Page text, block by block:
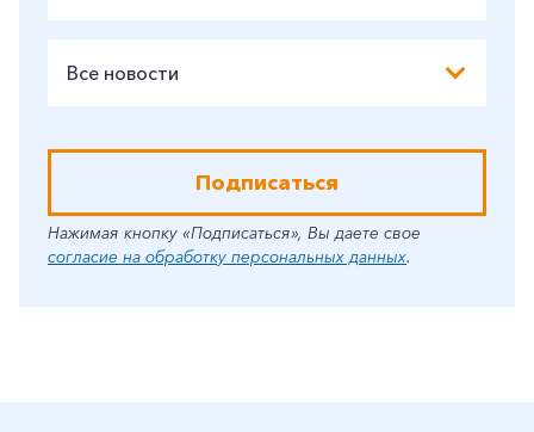
Все новости
Подписаться
Нажимая кнопку «Подписаться», Вы даете свое
согласие на обработку персональных данных.